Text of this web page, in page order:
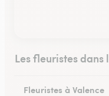
Les fleuristes
Fleuristes à Valence